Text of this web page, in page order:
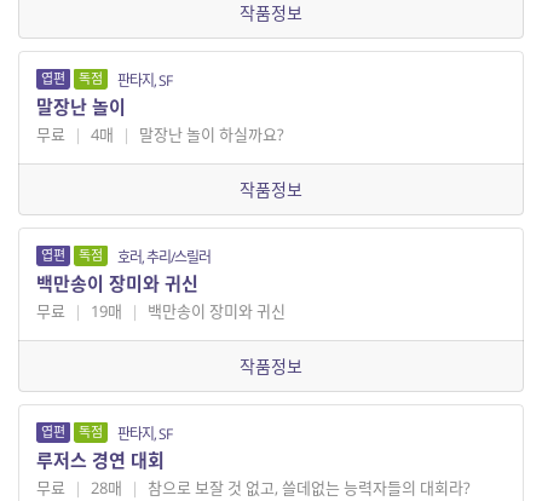
작품정보
엽편 독점 판타지, SF
말장난 놀이
무료 | 4매 | 말장난 놀이 하실까요?
작품정보
엽편 독점 호러, 추리/스릴러
백만송이 장미와 귀신
무료 | 19매 | 백만송이 장미와 귀신
작품정보
엽편 독점 판타지, SF
루저스 경연 대회
무료 | 28매 | 참으로 보잘 것 없고, 쓸데없는 능력자들의 대회라?